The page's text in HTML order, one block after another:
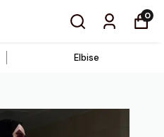
0
Elbise